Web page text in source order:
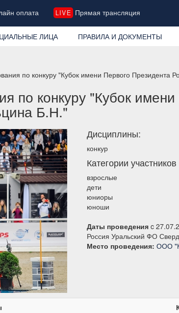
оплата LIVE Прямая трансляция
ЛИЦА ПРАВИЛА И ДОКУМЕНТЫ
по конкуру "Кубок имени Первого Президента
по конкуру "Кубок
Б.Н."
Дисциплины:
конкур
Категории участников
взрослые
дети
юниоры
юноши
Даты проведения c
Россия Уральский ФО
Место проведения: ООО